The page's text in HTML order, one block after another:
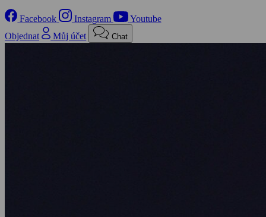
Facebook Instagram
Youtube
Objednat
Můj účet Chat